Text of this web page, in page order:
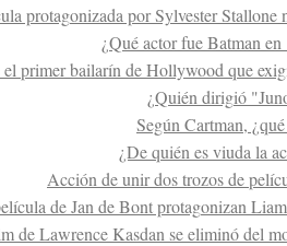
protagonizada por Sylvester
¿Qué actor fue Batman
primer bailarín de Hollywood que
¿Quién dirigió
Según Cartman,
¿De quién es viuda la
Acción de unir dos trozos de
de Jan de Bont protagonizan
de Lawrence Kasdan se eliminó del